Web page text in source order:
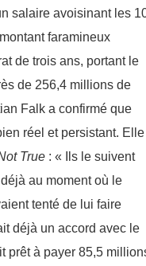
salaire avoisinant les
faramineux
de trois ans, portant le
de 256,4 millions de
Falk a confirmé que
réel et persistant.
True : « Ils le suivent
au moment où le
tenté de lui faire
déjà un accord avec le
prêt à payer 85,5